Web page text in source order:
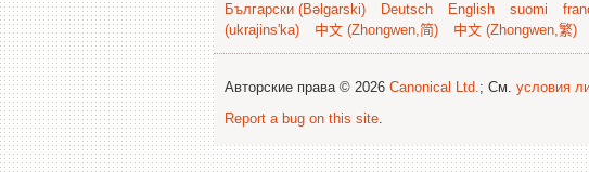
Български (Bəlgarski)
Deutsch English suomi
(ukrajins'ka)
中文 (Zhongwen,简) 中文 (Zhongwen,繁)
Авторские права © 2026 Canonical Ltd.; См. условия
Report a bug on this site.